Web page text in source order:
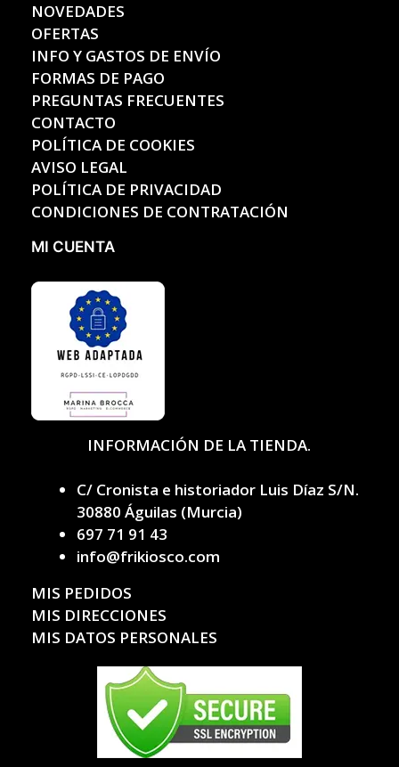
NOVEDADES
OFERTAS
INFO Y GASTOS DE ENVÍO
FORMAS DE PAGO
PREGUNTAS FRECUENTES
CONTACTO
POLÍTICA DE COOKIES
AVISO LEGAL
POLÍTICA DE PRIVACIDAD
CONDICIONES DE CONTRATACIÓN
MI CUENTA
INFORMACIÓN DE LA TIENDA.
C/ Cronista e historiador Luis Díaz S/N.
30880 Águilas (Murcia)
697 71 91 43
info@frikiosco.com
MIS PEDIDOS
MIS DIRECCIONES
MIS DATOS PERSONALES